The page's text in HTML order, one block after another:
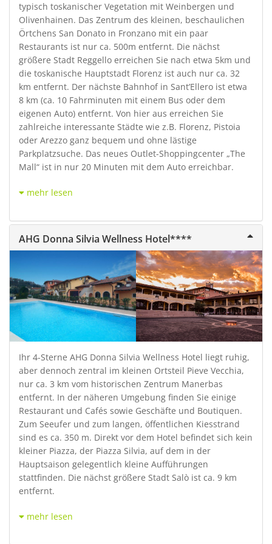
typisch toskanischer Vegetation mit Weinbergen und
Olivenhainen. Das Zentrum des kleinen, beschaulichen
Örtchens San Donato in Fronzano mit ein paar
Restaurants ist nur ca. 500m entfernt. Die nächst
größere Stadt Reggello erreichen Sie nach etwa 5km und
die toskanische Hauptstadt Florenz ist auch nur ca. 32
km entfernt. Der nächste Bahnhof in Sant’Ellero ist etwa
8 km (ca. 10 Fahrminuten mit einem Bus oder dem
eigenen Auto) entfernt. Von hier aus erreichen Sie
zahlreiche interessante Städte wie z.B. Florenz, Pistoia
oder Arezzo ganz bequem und ohne lästige
Parkplatzsuche. Das neues Outlet-Shoppingcenter „The
Mall“ ist in nur 20 Minuten mit dem Auto erreichbar.
mehr lesen
AHG Donna Silvia Wellness Hotel****
Ihr 4-Sterne AHG Donna Silvia Wellness Hotel liegt ruhig,
aber dennoch zentral im kleinen Ortsteil Pieve Vecchia,
nur ca. 3 km vom historischen Zentrum Manerbas
entfernt. In der näheren Umgebung finden Sie einige
Restaurant und Cafés sowie Geschäfte und Boutiquen.
Zum Seeufer und zum langen, öffentlichen Kiesstrand
sind es ca. 350 m. Direkt vor dem Hotel befindet sich kein
kleiner Piazza, der Piazza Silvia, auf dem in der
Hauptsaison gelegentlich kleine Aufführungen
stattfinden. Die nächst größere Stadt Salò ist ca. 9 km
entfernt.
mehr lesen